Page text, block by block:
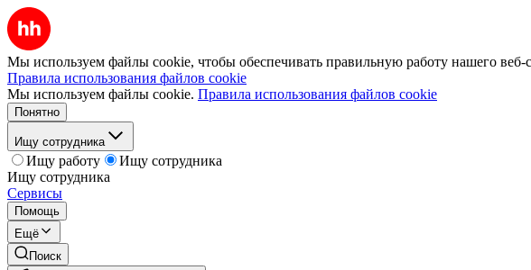
Мы используем файлы cookie, чтобы обеспечивать правильную работу нашего веб-
Правила использования файлов cookie
Мы используем файлы cookie. Правила использования файлов cookie
Понятно
Ищу сотрудника
Ищу работу
Ищу сотрудника
Ищу сотрудника
Сервисы
Помощь
Ещё
Поиск